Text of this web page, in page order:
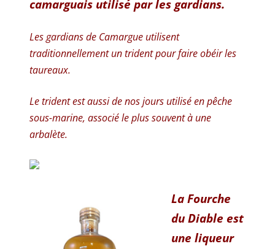
camarguais utilisé par les gardians.
Les gardians de Camargue utilisent
traditionnellement un trident pour faire obéir les
taureaux.
Le trident est aussi de nos jours utilisé en pêche
sous-marine, associé le plus souvent à une
arbalète.
La Fourche
du Diable est
une liqueur